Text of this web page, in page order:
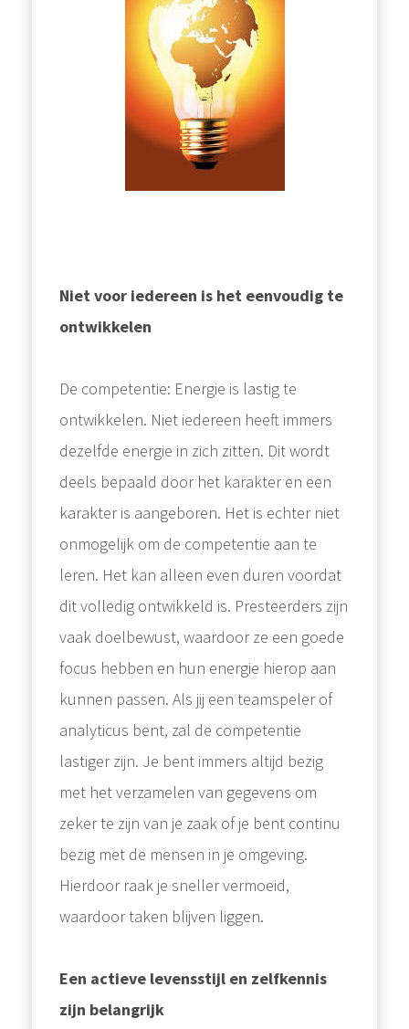
Niet voor iedereen is het eenvoudig te
ontwikkelen
De competentie: Energie is lastig te
ontwikkelen. Niet iedereen heeft immers
dezelfde energie in zich zitten. Dit wordt
deels bepaald door het karakter en een
karakter is aangeboren. Het is echter niet
onmogelijk om de competentie aan te
leren. Het kan alleen even duren voordat
dit volledig ontwikkeld is. Presteerders zijn
vaak doelbewust, waardoor ze een goede
focus hebben en hun energie hierop aan
kunnen passen. Als jij een teamspeler of
analyticus bent, zal de competentie
lastiger zijn. Je bent immers altijd bezig
met het verzamelen van gegevens om
zeker te zijn van je zaak of je bent continu
bezig met de mensen in je omgeving.
Hierdoor raak je sneller vermoeid,
waardoor taken blijven liggen.
Een actieve levensstijl en zelfkennis
zijn belangrijk